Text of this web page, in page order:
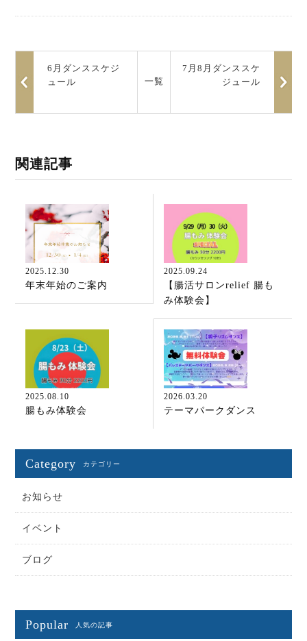
7月8月ダンススケ
ジュール
一覧
6月ダンススケジ
ュール
関連記事
2025.12.30
年末年始のご案内
2025.09.24
【腸活サロンrelief 腸も
み体験会】
2025.08.10
腸もみ体験会
2026.03.20
テーマパークダンス
Category カテゴリー
お知らせ
イベント
ブログ
Popular 人気の記事